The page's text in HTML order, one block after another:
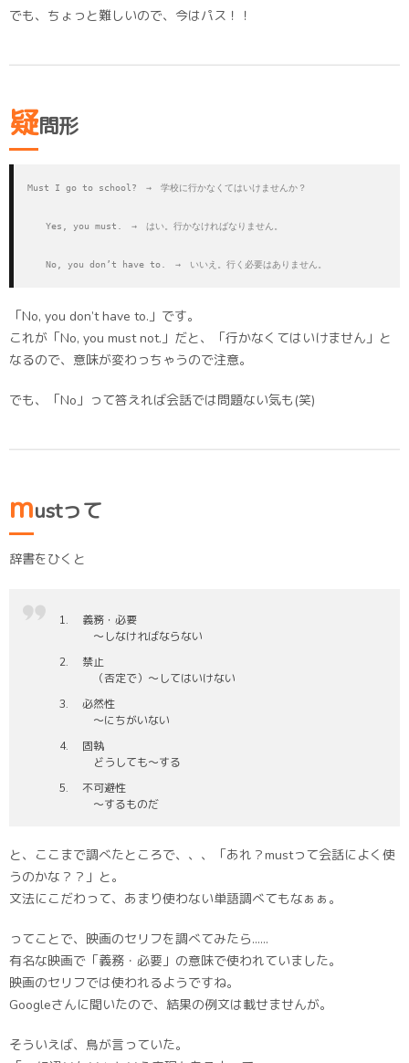
でも、ちょっと難しいので、今はパス！！
疑問形
Must I go to school?　→　学校に行かなくてはいけませんか？
Yes, you must.　→　はい。行かなければなりません。
No, you don’t have to.　→　いいえ。行く必要はありません。
「No, you don’t have to.」です。
これが「No, you must not.」だと、「行かなくてはいけません」と
なるので、意味が変わっちゃうので注意。
でも、「No」って答えれば会話では問題ない気も(笑)
mustって
辞書をひくと
義務・必要
〜しなければならない
禁止
（否定で）〜してはいけない
必然性
〜にちがいない
固執
どうしても〜する
不可避性
〜するものだ
と、ここまで調べたところで、、、「あれ？mustって会話によく使
うのかな？？」と。
文法にこだわって、あまり使わない単語調べてもなぁぁ。
ってことで、映画のセリフを調べてみたら……
有名な映画で「義務・必要」の意味で使われていました。
映画のセリフでは使われるようですね。
Googleさんに聞いたので、結果の例文は載せませんが。
そういえば、鳥が言っていた。